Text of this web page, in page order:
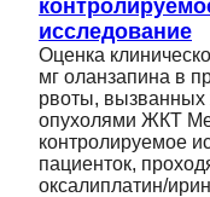
исследование
Оценка
мг оланзапина в
рвоты, вызванных
опухолями ЖКТ
контролируемое
пациенток,
оксалиплатин/